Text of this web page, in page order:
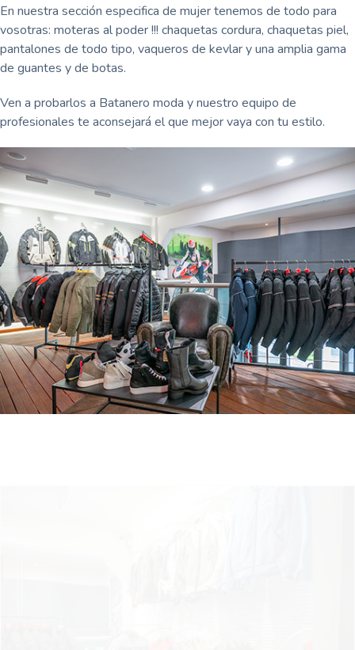
En nuestra sección especifica de mujer tenemos de todo para
vosotras: moteras al poder !!! chaquetas cordura, chaquetas piel,
pantalones de todo tipo, vaqueros de kevlar y una amplia gama
de guantes y de botas.
Ven a probarlos a Batanero moda y nuestro equipo de
profesionales te aconsejará el que mejor vaya con tu estilo.